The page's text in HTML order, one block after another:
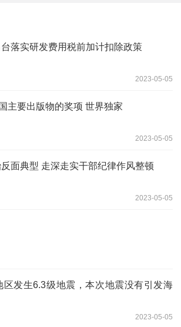
落实研发费用税前加计扣除政策
2023-05-05
主要出版物的奖项 世界独家
2023-05-05
面典型 走深走实干部纪律作风整顿
2023-05-05
区发生6.3级地震，本次地震没有引发海
2023-05-05